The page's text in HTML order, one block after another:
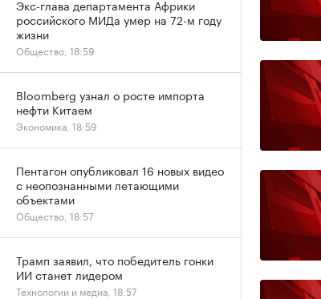
Экс-глава департамента Африки
российского МИДа умер на 72-м году
жизни
Общество, 18:59
Bloomberg узнал о росте импорта
нефти Китаем
Экономика, 18:59
Пентагон опубликовал 16 новых видео
с неопознанными летающими
объектами
Общество, 18:57
Трамп заявил, что победитель гонки
ИИ станет лидером
Технологии и медиа, 18:57